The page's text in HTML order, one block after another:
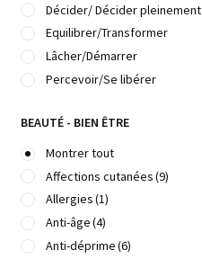
Décider/ Décider pleinement
Equilibrer/Transformer
Lâcher/Démarrer
Percevoir/Se libérer
BEAUTÉ - BIEN ÊTRE
Montrer tout
Affections cutanées(9)
Allergies(1)
Anti-âge(4)
Anti-déprime(6)